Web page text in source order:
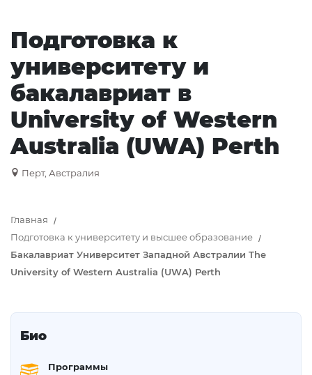
Подготовка к
университету и
бакалавриат в
University of Western
Australia (UWA) Perth
Перт, Австралия
Главная
Подготовка к университету и высшее образование
Бакалавриат Университет Западной Австралии The
University of Western Australia (UWA) Perth
Био
Программы